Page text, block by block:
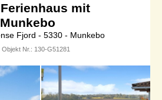
mit
Fjord - 5330 - Munkebo
Objekt Nr.: 130-G51281